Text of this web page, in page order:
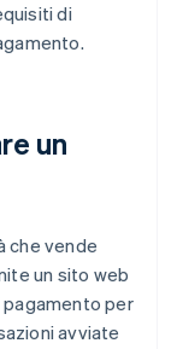
di
un
che vende
un sito web
pagamento per
avviate